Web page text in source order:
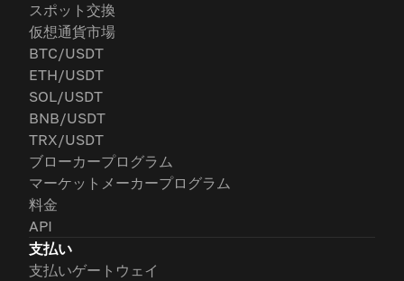
スポット交換
仮想通貨市場
BTC/USDT
ETH/USDT
SOL/USDT
BNB/USDT
TRX/USDT
ブローカープログラム
マーケットメーカープログラム
料金
API
支払い
支払いゲートウェイ